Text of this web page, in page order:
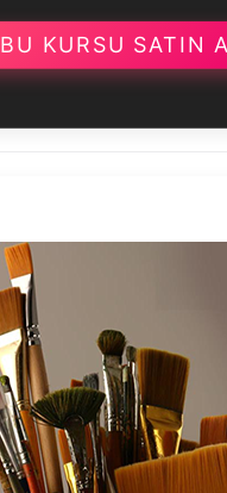
BU KURSU SATIN